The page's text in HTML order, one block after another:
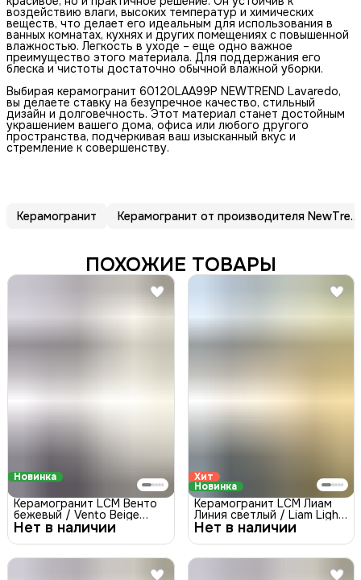
воздействию влаги, высоких температур и химических
веществ, что делает его идеальным для использования в
ванных комнатах, кухнях и других помещениях с повышенной
влажностью. Легкость в уходе – еще одно важное
преимущество этого материала. Для поддержания его
блеска и чистоты достаточно обычной влажной уборки.
Выбирая керамогранит 60120LAA99P NEWTREND Lavaredo,
вы делаете ставку на безупречное качество, стильный
дизайн и долговечность. Этот материал станет достойным
украшением вашего дома, офиса или любого другого
пространства, подчеркивая ваш изысканный вкус и
стремление к совершенству.
Керамогранит Керамогранит от производителя NewTrend (Нью Тренд)
ПОХОЖИЕ ТОВАРЫ
Новинка
Нет в наличии
Керамогранит LCM Венто
бежевый / Vento Beige
60120VTO11S
Сатинированная 1200x600
Хит
Новинка
Нет в наличии
Керамогранит LCM Лиам
Линия светлый / Liam Light
Line 60120LAM09M
Матовая 1200x600